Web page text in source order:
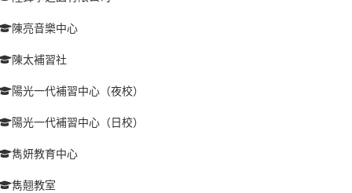
陳亮音樂中心
陳太補習社
陽光一代補習中心（夜校）
陽光一代補習中心（日校）
雋妍教育中心
雋翹教室